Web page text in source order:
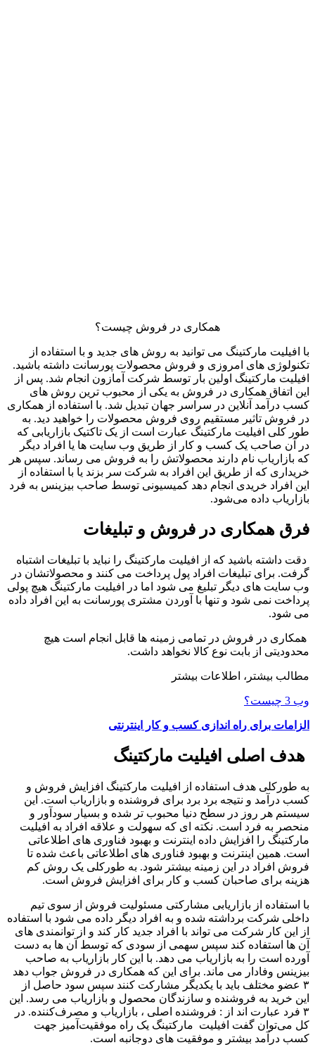
همکاری در فروش چیست؟
با افیلیت مارکتینگ می ‌توانید به روش های جدید و با استفاده از
تکنولوژی ‌های امروزی و فروش محصولات پورسانت داشته باشید.
افیلیت مارکتینگ اولین ‌بار توسط شرکت آمازون انجام شد. پس‌ از
این اتفاق همکاری در فروش به یکی از محبوب ‌ترین روش ‌های
کسب درآمد آنلاین در سراسر جهان تبدیل شد. با استفاده از همکاری
در فروش تاثیر مستقیم روی فروش محصولات را خواهید دید. به
‌طور کلی افیلیت مارکتینگ عبارت است از یک تاکتیک بازاریابی که
در آن صاحب یک کسب‌ و کار از طریق وب ‌سایت ها یا افراد دیگر
که بازاریاب نام دارند محصولاتش را به فروش می ‌رساند. سپس هر
خریداری که از طریق این افراد به شرکت سر بزند یا با استفاده از
این افراد خریدی انجام دهد کمیسیونی توسط صاحب بیزینس به فرد
بازاریاب داده می‌شود.
فرق همکاری در فروش و تبلیغات
دقت داشته باشید که از افیلیت مارکتینگ را نباید با تبلیغات اشتباه
گرفت. برای تبلیغات افراد پول پرداخت می ‌کنند و محصولاتشان در
وب‌ سایت های دیگر تبلیغ می ‌شود اما در افیلیت مارکتینگ هیچ پولی
پرداخت نمی ‌شود و تنها با آوردن مشتری پورسانت به این افراد داده
می ‌شود.
همکاری در فروش در تمامی زمینه ‌ها قابل ‌انجام است هیچ
محدودیتی از بابت نوع کالا نخواهد داشت.
مطالب بیشتر، اطلاعات بیشتر
وب 3 چیست؟
الزامات برای راه اندازی کسب و کار اینترنتی
هدف اصلی افیلیت مارکتینگ
به ‌طورکلی هدف استفاده از افیلیت مارکتینگ افزایش فروش و
کسب درآمد و نتیجه برد برد برای فروشنده و بازاریاب است. این
سیستم هر روز در سطح دنیا محبوب‌ تر شده و بسیار سودآور و
منحصر به‌ فرد است. نکته ‌ای که سهولت و علاقه افراد به افیلیت
مارکتینگ را افزایش داده اینترنت و بهبود فناوری‌ های اطلاعاتی
است. همین اینترنت و بهبود فناوری ‌های اطلاعاتی باعث شده تا
فروش افراد در این زمینه بیشتر شود. به ‌طورکلی یک روش کم
‌هزینه برای صاحبان کسب ‌و کار برای افزایش فروش است.
با استفاده از بازاریابی مشارکتی مسئولیت فروش از سوی تیم
داخلی شرکت برداشته‌ شده و به افراد دیگر داده می‌ شود با استفاده
از این کار شرکت می ‌تواند با افراد جدید کار کند و از توانمندی ‌های
آن ‌ها استفاده کند سپس سهمی از سودی که توسط آن ‌ها به دست
آورده ‌است را به بازاریاب می ‌دهد. با این کار بازاریاب به صاحب
بیزینس وفادار می‌ ماند. برای این ‌که همکاری در فروش جواب دهد
۳ عضو مختلف باید با یکدیگر مشارکت کنند سپس سود حاصل از
این خرید به فروشنده و سازندگان محصول و بازاریاب می رسد. این
۳ فرد عبارت ‌اند از : فروشنده اصلی ، بازاریاب و مصرف‌کننده. در
کل می‌توان گفت افیلیت مارکتینگ یک راه موفقیت‌آمیز جهت
کسب درآمد بیشتر و موفقیت ‌های دوجانبه است.